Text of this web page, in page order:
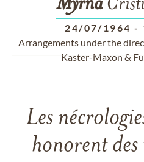
Myrna
24/07/1964 -
Arrangements under the
Kaster-Maxon &
Les
honorent des